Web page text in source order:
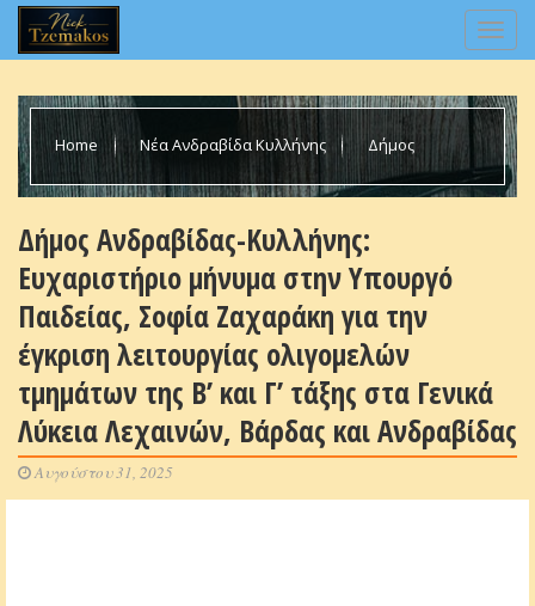
Home Νέα Ανδραβίδα Κυλλήνης Δήμος
Παιδείας, Σοφία Ζαχαράκη για την έγκριση λειτουργίας
ολιγομελών τμημάτων της Β’ και Γ’ τάξης στα Γενικά Λύκεια
Λεχαινών, Βάρδας και Ανδραβίδας
Δήμος Ανδραβίδας-Κυλλήνης:
Ευχαριστήριο μήνυμα στην Υπουργό
Παιδείας, Σοφία Ζαχαράκη για την
έγκριση λειτουργίας ολιγομελών
τμημάτων της Β’ και Γ’ τάξης στα Γενικά
Λύκεια Λεχαινών, Βάρδας και Ανδραβίδας
Αυγούστου 31, 2025